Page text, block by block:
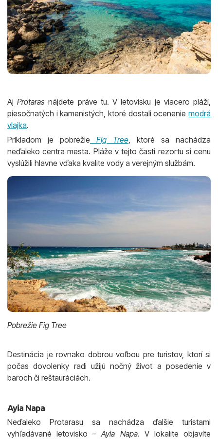
AjProtaras nájdete práve tu. V letovisku je viacero pláží,
piesočnatých i kamenistých, ktoré dostali ocenenie modrá
vlajka.
Príkladom je pobrežie
Fig Tree, ktoré sa nachádza
neďaleko centra mesta. Pláže v tejto časti rezortu si cenu
vyslúžili hlavne vďaka kvalite vody a verejným službám.
Pobrežie Fig Tree
Destinácia je rovnako dobrou voľbou pre turistov, ktorí si
počas dovolenky radi užijú nočný život a posedenie v
baroch či reštauráciách.
Ayia Napa
Neďaleko Protarasu sa nachádza ďalšie turistami
vyhľadávané letovisko –Ayia Napa. V lokalite objavíte